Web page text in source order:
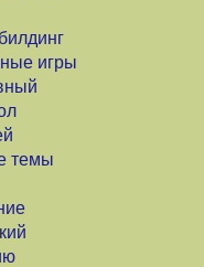
игры
темы